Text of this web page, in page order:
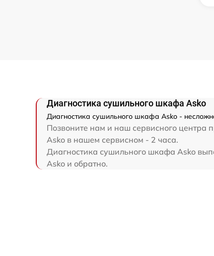
Диагностика сушильного шкафа Asko
Диагностика сушильного шкафа Asko -
Позвоните нам и наш сервисного центра
Asko в нашем сервисном - 2 часа.
Диагностика сушильного шкафа Asko
Asko и обратно.